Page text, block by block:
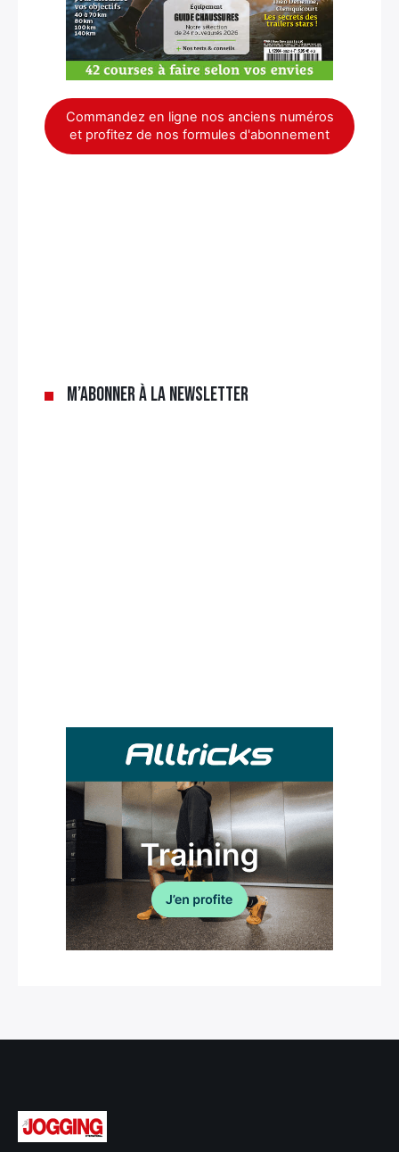
Commandez en ligne nos anciens numéros
et profitez de nos formules d'abonnement
M’abonner à la newsletter